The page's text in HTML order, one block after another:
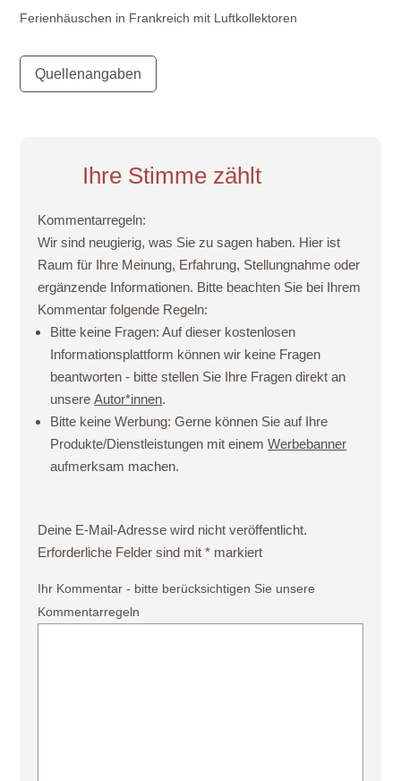
Ferienhäuschen in Frankreich mit Luftkollektoren
Quellenangaben
Ihre Stimme zählt
Kommentarregeln:
Wir sind neugierig, was Sie zu sagen haben. Hier ist
Raum für Ihre Meinung, Erfahrung, Stellungnahme oder
ergänzende Informationen. Bitte beachten Sie bei Ihrem
Kommentar folgende Regeln:
Bitte keine Fragen: Auf dieser kostenlosen
Informationsplattform können wir keine Fragen
beantworten - bitte stellen Sie Ihre Fragen direkt an
unsereAutor*innen.
Bitte keine Werbung: Gerne können Sie auf Ihre
Produkte/Dienstleistungen mit einemWerbebanner
aufmerksam machen.
Deine E-Mail-Adresse wird nicht veröffentlicht.
Erforderliche Felder sind mit* markiert
Ihr Kommentar - bitte berücksichtigen Sie unsere
Kommentarregeln